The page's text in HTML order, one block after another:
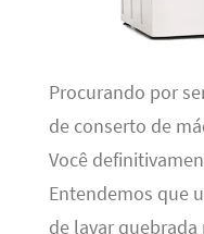
Procurando por
de conserto de
Você
Entendemos que
de lavar quebrada